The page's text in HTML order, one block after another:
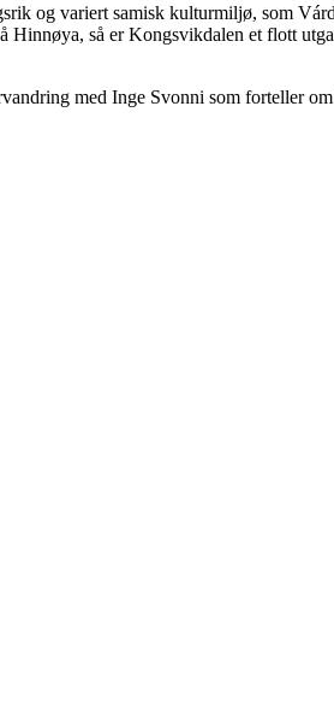
og variert samisk kulturmiljø, som
Hinnøya, så er Kongsvikdalen et flott
med Inge Svonni som forteller